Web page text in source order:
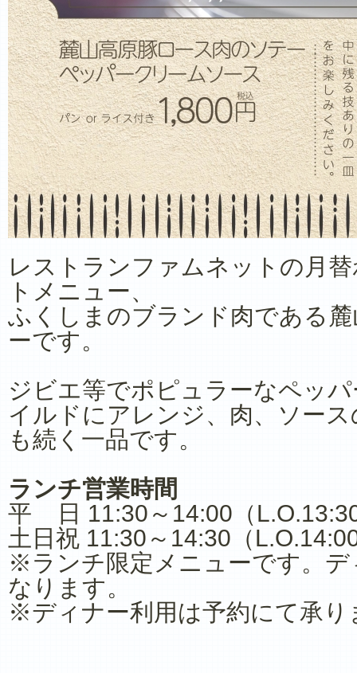
レストランファムネットの月
トメニュー、
ふくしまのブランド肉である
ーです。
ジビエ等でポピュラーなペッ
イルドにアレンジ、肉、ソー
も続く一品です。
ランチ営業時間
平 日 11:30～14:00（
土日祝 11:30～14:30（
※ランチ限定メニューです。
なります。
※ディナー利用は予約にて承り